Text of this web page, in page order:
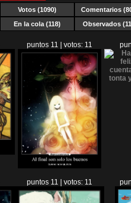
Votos (1090)
Comentarios
En la cola (118) Observados
puntos 11 | votos: 11
puntos 11 | votos: 11